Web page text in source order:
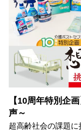
【10周年特別企
声～
超高齢社会の課題